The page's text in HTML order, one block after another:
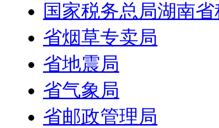
国家税务总局湖南
省烟草专卖局
省地震局
省气象局
省邮政管理局